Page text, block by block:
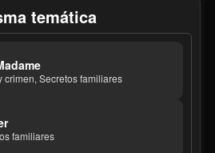
temática
crimen, Secretos familiares
familiares